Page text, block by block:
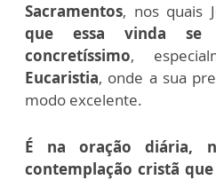
Sacramentos, nos quais
que essa vinda se
concretíssimo,
Eucaristia, onde a sua
modo excelente.
É na oração diária,
contemplação cristã